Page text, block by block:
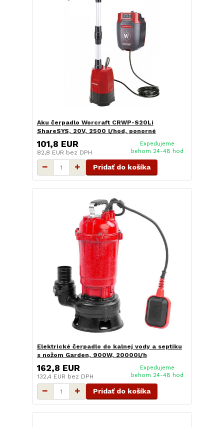
Aku čerpadlo Worcraft CRWP-S20Li
ShareSYS, 20V, 2500 l/hod, ponorné
101,8 EUR
82,8 EUR bez DPH
Expedujeme
behom 24-48 hod
Pridať do košíka
Elektrické čerpadlo do kalnej vody a septiku
s nožom Garden, 900W, 20000l/h
162,8 EUR
132,4 EUR bez DPH
Expedujeme
behom 24-48 hod
Pridať do košíka